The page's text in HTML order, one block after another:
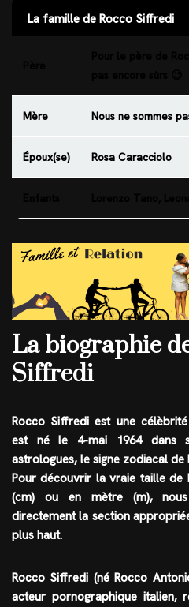
La famille de Rocco Siffredi
Mère Nous ne sommes
Époux(se) Rosa Caracciolo
La biographie
Siffredi
Rocco Siffredi est une célèbrité
est né le 4-mai 1964dans
astrologues, le signe zodiacal de
Pour découvrir la vraie taille de
(cm) ou en mètre (m),
directement la section
plus haut.
Rocco Siffredi (né Rocco
acteur pornographique italien,